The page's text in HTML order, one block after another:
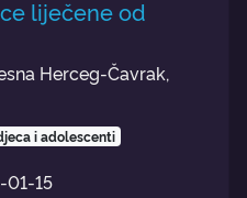
liječene od
Herceg-Čavrak,
i adolescenti
01-15